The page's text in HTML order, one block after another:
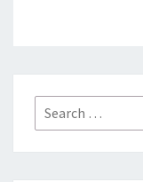
Search
for: